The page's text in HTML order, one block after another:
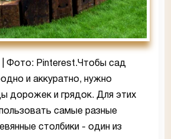
| Фото: Pinterest.Чтобы сад
и аккуратно, нужно
дорожек и грядок. Для этих
самые разные
столбики - один из